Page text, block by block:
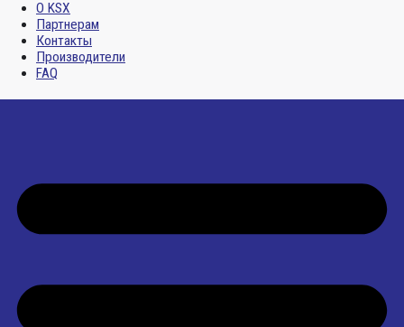
О KSX
Партнерам
Контакты
Производители
FAQ